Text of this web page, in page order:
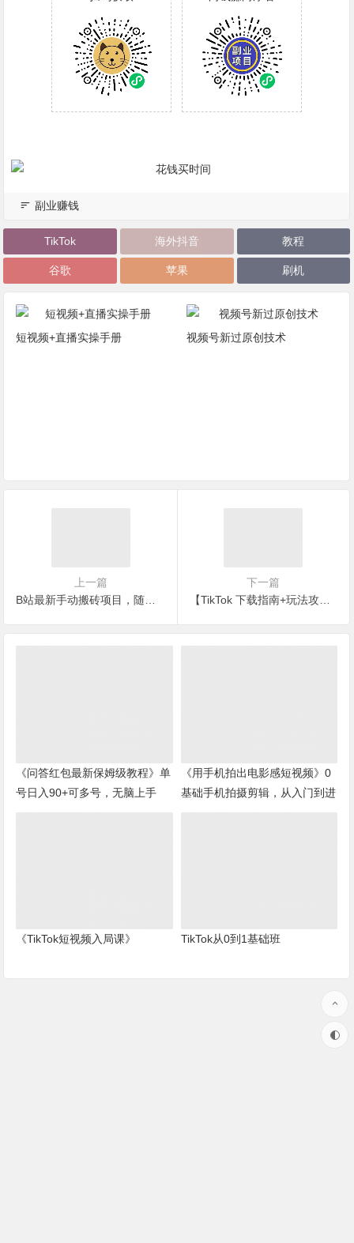
副业赚钱
TikTok 海外抖音 教程
谷歌 苹果 刷机
短视频+直播实操手册 视频号新过原创技术
上一篇
下一篇
【TikTok 下载指南+玩法攻略】
《问答红包最新保姆级教程》单
号日入90+可多号，无脑上手
《用手机拍出电影感短视频》0
基础手机拍摄剪辑，从入门到进
《TikTok短视频入局课》 TikTok从0到1基础班